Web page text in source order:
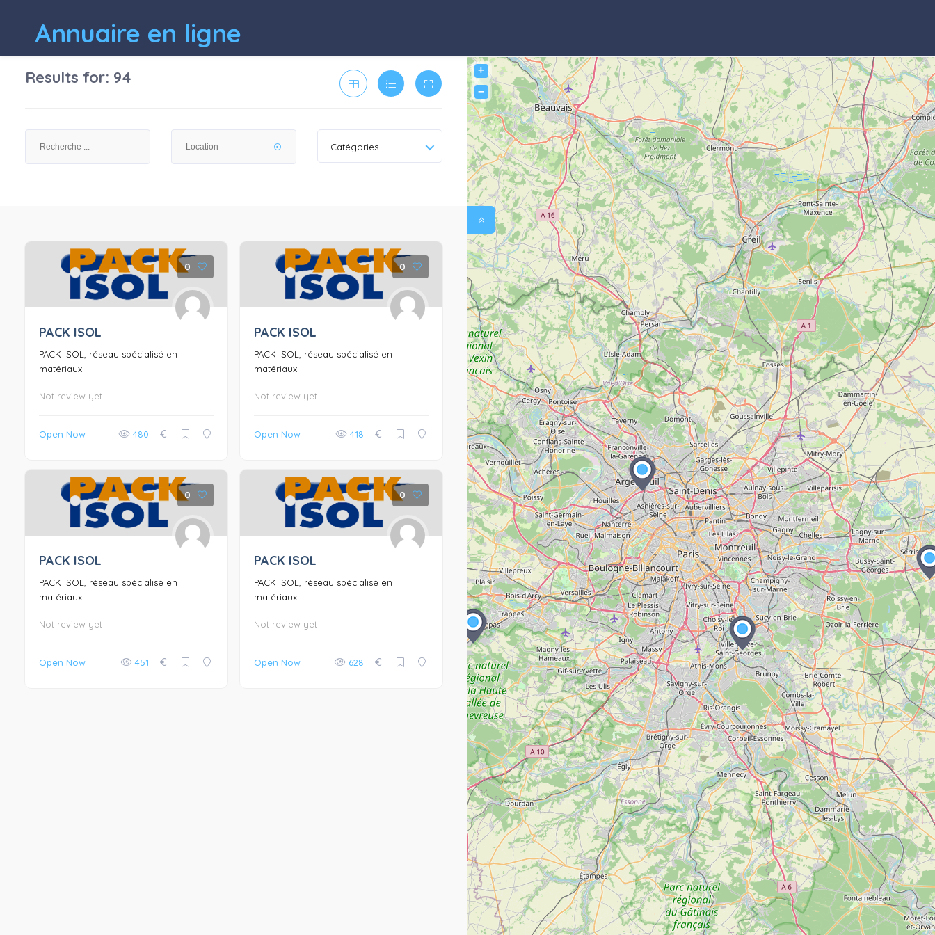
Annuaire en ligne
+
−
Results for: 94
Catégories
0
PACK ISOL
PACK ISOL, réseau spécialisé en
matériaux ...
Not review yet
Open Now 480 €
0
PACK ISOL
PACK ISOL, réseau spécialisé en
matériaux ...
Not review yet
Open Now 418 €
0
PACK ISOL
PACK ISOL, réseau spécialisé en
matériaux ...
Not review yet
Open Now 451 €
0
PACK ISOL
PACK ISOL, réseau spécialisé en
matériaux ...
Not review yet
Open Now 628 €